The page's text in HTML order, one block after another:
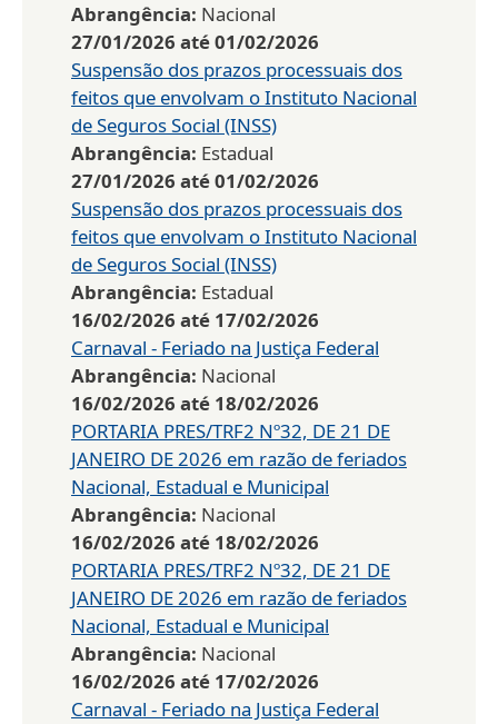
Abrangência: Nacional
27/01/2026 até01/02/2026
Suspensão dos prazos processuais dos
feitos que envolvam o Instituto Nacional
de Seguros Social (INSS)
Abrangência: Estadual
27/01/2026 até01/02/2026
Suspensão dos prazos processuais dos
feitos que envolvam o Instituto Nacional
de Seguros Social (INSS)
Abrangência: Estadual
16/02/2026 até 17/02/2026
Carnaval - Feriado na Justiça Federal
Abrangência: Nacional
16/02/2026 até 18/02/2026
PORTARIA PRES/TRF2 Nº32, DE 21 DE
JANEIRO DE 2026 em razão de feriados
Nacional, Estadual e Municipal
Abrangência: Nacional
16/02/2026 até 18/02/2026
PORTARIA PRES/TRF2 Nº32, DE 21 DE
JANEIRO DE 2026 em razão de feriados
Nacional, Estadual e Municipal
Abrangência: Nacional
16/02/2026 até 17/02/2026
Carnaval - Feriado na Justiça Federal